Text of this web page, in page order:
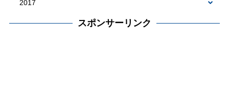
スポンサーリンク